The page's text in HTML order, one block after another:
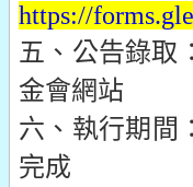
https://
五、公告錄取
金會網站
六、執行期間
完成